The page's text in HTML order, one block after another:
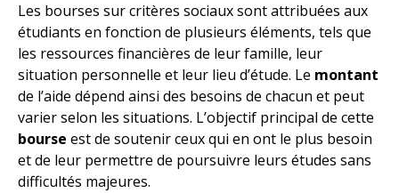
Les bourses sur critères sociaux sont attribuées aux
étudiants en fonction de plusieurs éléments, tels que
les ressources financières de leur famille, leur
situation personnelle et leur lieu d’étude. Le montant
de l’aide dépend ainsi des besoins de chacun et peut
varier selon les situations. L’objectif principal de cette
bourse est de soutenir ceux qui en ont le plus besoin
et de leur permettre de poursuivre leurs études sans
difficultés majeures.